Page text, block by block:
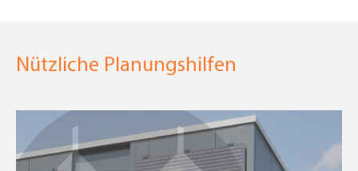
Nützliche Planungshilfen